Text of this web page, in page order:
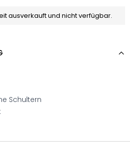
ausverkauft und nicht verfügbar.
Schultern